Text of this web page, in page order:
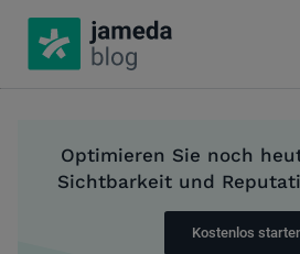
Optimieren Sie noch
Sichtbarkeit und
Kostenlos